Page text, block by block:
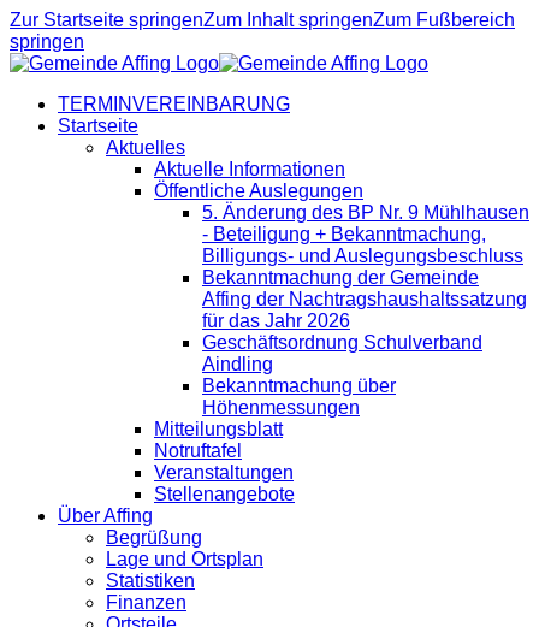
Zur Startseite springenZum Inhalt springenZum Fußbereich
springen
TERMINVEREINBARUNG
Startseite
Aktuelles
Aktuelle Informationen
Öffentliche Auslegungen
5. Änderung des BP Nr. 9 Mühlhausen
- Beteiligung + Bekanntmachung,
Billigungs- und Auslegungsbeschluss
Bekanntmachung der Gemeinde
Affing der Nachtragshaushaltssatzung
für das Jahr 2026
Geschäftsordnung Schulverband
Aindling
Bekanntmachung über
Höhenmessungen
Mitteilungsblatt
Notruftafel
Veranstaltungen
Stellenangebote
Über Affing
Begrüßung
Lage und Ortsplan
Statistiken
Finanzen